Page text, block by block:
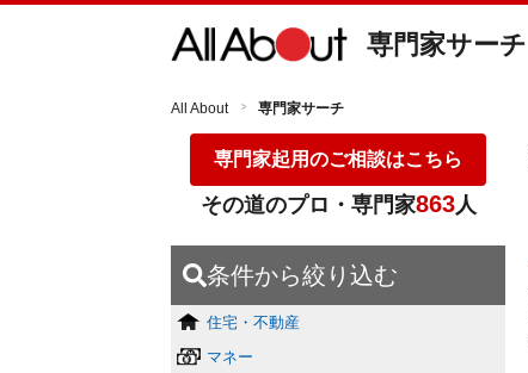
専門家サーチ
All About 専門家サーチ
専門家起用のご相談はこちら
その道のプロ・専門家863人
条件から絞り込む
住宅・不動産
マネー